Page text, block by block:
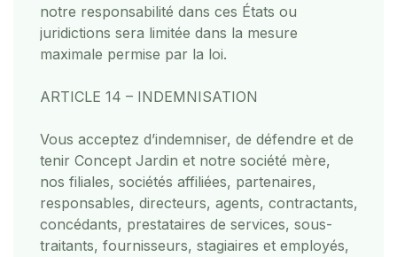
notre responsabilité dans ces États ou
juridictions sera limitée dans la mesure
maximale permise par la loi.
ARTICLE 14 – INDEMNISATION
Vous acceptez d’indemniser, de défendre et de
tenir Concept Jardin et notre société mère,
nos filiales, sociétés affiliées, partenaires,
responsables, directeurs, agents, contractants,
concédants, prestataires de services, sous-
traitants, fournisseurs, stagiaires et employés,